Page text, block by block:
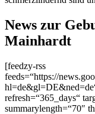
News zur
Mainhardt
[feedzy-rss
feeds=“https://
refresh=“365_days“
summarylength=“70″